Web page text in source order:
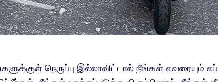
நெருப்பு இல்லாவிட்டால் நீங்கள் எவரையும்